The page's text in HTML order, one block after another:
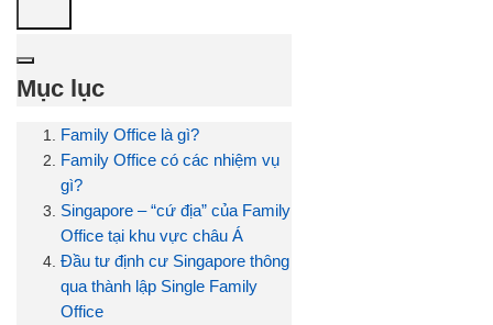
Mục lục
Family Office là gì?
Family Office có các nhiệm vụ
gì?
Singapore – “cứ địa” của Family
Office tại khu vực châu Á
Đầu tư định cư Singapore thông
qua thành lập Single Family
Office